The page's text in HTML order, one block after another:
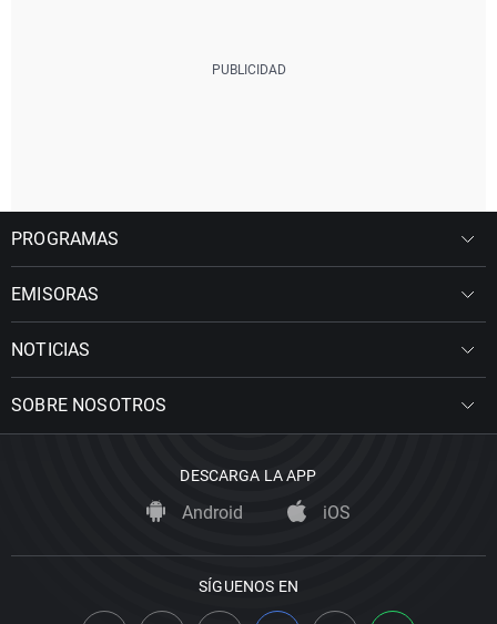
PROGRAMAS
EMISORAS
NOTICIAS
SOBRE NOSOTROS
DESCARGA LA APP
Android iOS
SÍGUENOS EN